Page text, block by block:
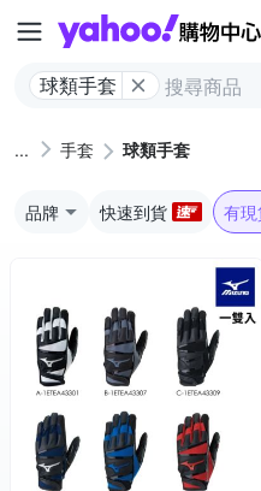
球類手套
手套 球類手套
品牌 快速到貨 有